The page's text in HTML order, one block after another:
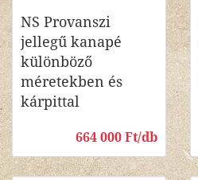
NS Provanszi
jellegű kanapé
különböző
méretekben és
kárpittal
664 000 Ft/db